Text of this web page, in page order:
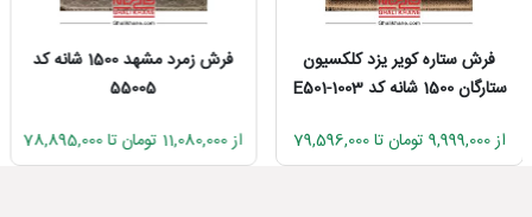
فرش ستاره کویر یزد کلکسیون
ستارگان 1500 شانه کد E501-1003
از 9,999,000 تومان تا 79,596,000
فرش زمرد مشهد 1500 شانه کد
55005
از 11,080,000 تومان تا 78,895,000